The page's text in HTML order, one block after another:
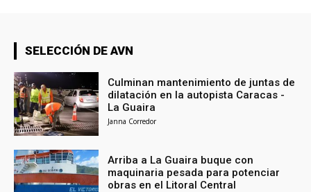
SELECCIÓN DE AVN
Culminan mantenimiento de juntas de
dilatación en la autopista Caracas -
La Guaira
Janna Corredor
Arriba a La Guaira buque con
maquinaria pesada para potenciar
obras en el Litoral Central